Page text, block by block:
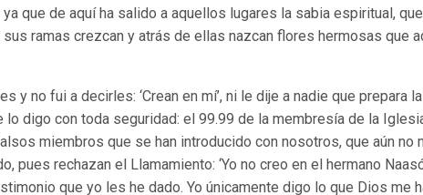
que de aquí ha salido a aquellos lugares la sabia espiritual,
ramas crezcan y atrás de ellas nazcan flores hermosas que
y no fui a decirles: ‘Crean en mí’, ni le dije a nadie que prepara la
lo digo con toda seguridad: el 99.99 de la membresía de la
miembros que se han introducido con nosotros, que aún no
pues rechazan el Llamamiento: ‘Yo no creo en el hermano
que yo les he dado. Yo únicamente digo lo que Dios me